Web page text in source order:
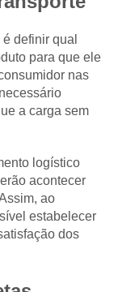
definir qual
para que ele
nas
a carga sem
logístico
acontecer
ao
estabelecer
dos